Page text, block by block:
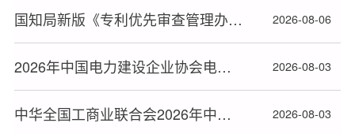
国知局新版《专利优先审查管理办法》2026年9月1日起施行 2026-08-06
2026年中国电力建设企业协会电力建设科研项目立项名单公布 2026-08-03
中华全国工商业联合会2026年中华技能大奖和全国技术能手推荐人选名单公布 2026-08-03